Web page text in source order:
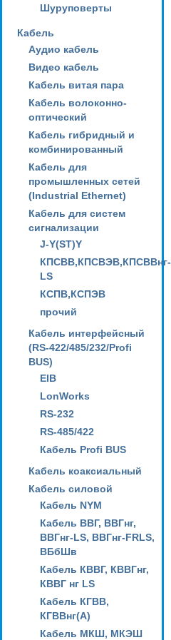
Шуруповерты
Кабель
Аудио кабель
Видео кабель
Кабель витая пара
Кабель волоконно-
оптический
Кабель гибридный и
комбинированный
Кабель для
промышленных сетей
(Industrial Ethernet)
Кабель для систем
сигнализации
J-Y(ST)Y
КПСВВ,КПСВЭВ,КПСВВнг-
LS
КСПВ,КСПЭВ
прочий
Кабель интерфейсный
(RS-422/485/232/Profi
BUS)
EIB
LonWorks
RS-232
RS-485/422
Кабель Profi BUS
Кабель коаксиальный
Кабель силовой
Кабель NYM
Кабель ВВГ, ВВГнг,
ВВГнг-LS, ВВГнг-FRLS,
ВБбШв
Кабель КВВГ, КВВГнг,
КВВГ нг LS
Кабель КГВВ,
КГВВнг(А)
Кабель МКШ, МКЭШ